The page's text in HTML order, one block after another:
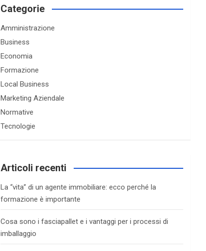
c
Categorie
Amministrazione
Business
Economia
Formazione
Local Business
Marketing Aziendale
Normative
Tecnologie
Articoli recenti
La “vita” di un agente immobiliare: ecco perché la
formazione è importante
Cosa sono i fasciapallet e i vantaggi per i processi di
imballaggio